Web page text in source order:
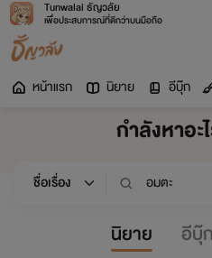
Tunwalai ธัญวลัย
เพื่อประสบการณ์ที่ดีกว่าบนมือถือ
หน้าแรก นิยาย อีบุ๊ก
กำลังหาอะ
นิยาย อีบุ๊ก